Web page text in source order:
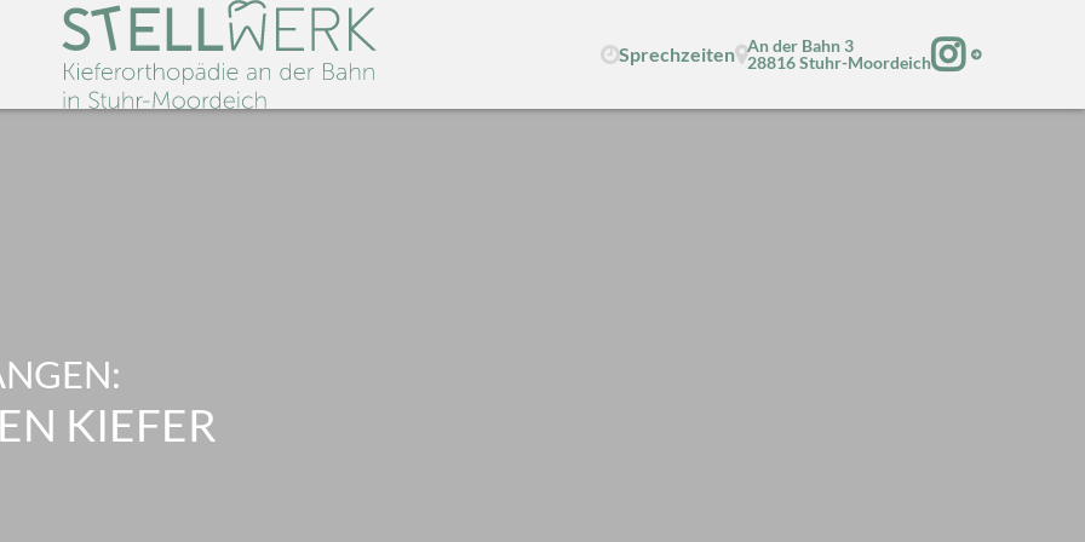
Sprechzeiten An der Bahn 3
28816 Stuhr-MoordeichInstagram
KIEFER